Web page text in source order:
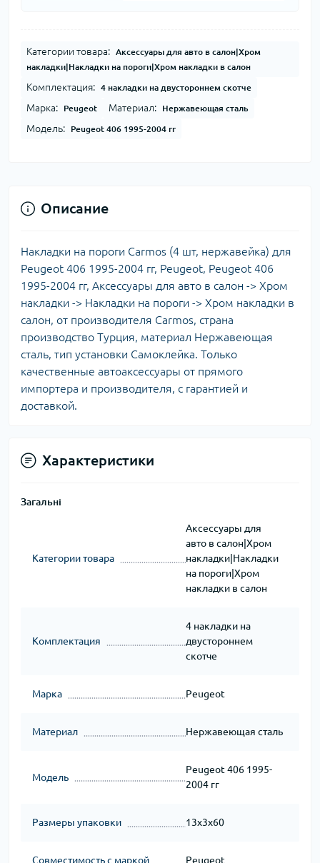
Категории товара:
Аксессуары для авто в салон|Хром
накладки|Накладки на пороги|Хром накладки в салон
Комплектация: 4 накладки на двустороннем скотче
Марка: Peugeot Материал: Нержавеющая сталь
Модель: Peugeot 406 1995-2004 гг
Описание
Накладки на пороги Carmos (4 шт, нержавейка) для
Peugeot 406 1995-2004 гг, Peugeot, Peugeot 406
1995-2004 гг, Аксессуары для авто в салон -> Хром
накладки -> Накладки на пороги -> Хром накладки в
салон, от производителя Carmos, страна
производство Турция, материал Нержавеющая
сталь, тип установки Самоклейка. Только
качественные автоаксессуары от прямого
импортера и производителя, с гарантией и
доставкой.
Характеристики
Загальні
Категории товара
Аксессуары для
авто в салон|Хром
накладки|Накладки
на пороги|Хром
накладки в салон
Комплектация
4 накладки на
двустороннем
скотче
Марка Peugeot
Материал Нержавеющая сталь
Модель
Peugeot 406 1995-
2004 гг
Размеры упаковки 13x3x60
Совместимость с маркой Peugeot